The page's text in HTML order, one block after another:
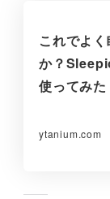
これでよ
か？
使ってみた
ytanium.com